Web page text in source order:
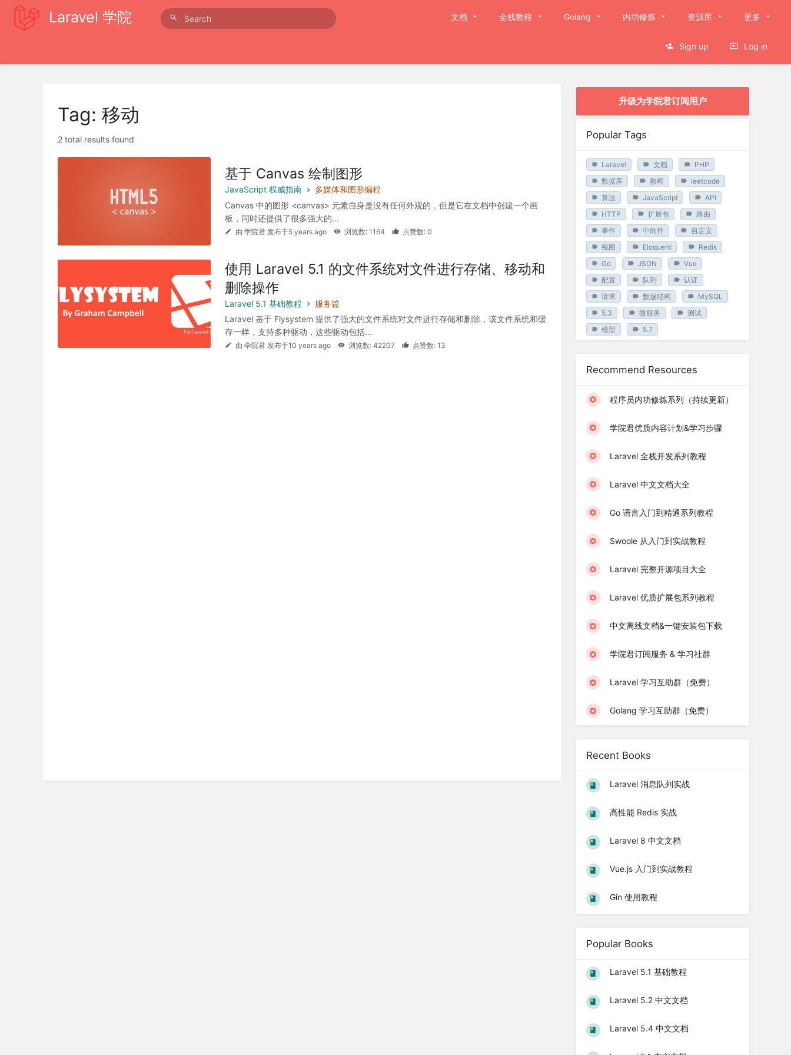
Laravel 学院 文档 全栈教程 Golang 内功修炼 资源库 更多
Sign up Log in
Tag: 移动
2 total results found
基于 Canvas 绘制图形
JavaScript 权威指南
多媒体和图形编程
Canvas 中的图形 <canvas> 元素自身是没有任何外观的，但是它在文档中创建一个画
板，同时还提供了很多强大的...
由 学院君 发布于5 years ago 浏览数: 1164 点赞数: 0
使用 Laravel 5.1 的文件系统对文件进行存储、移动和
删除操作
Laravel 5.1 基础教程
服务篇
Laravel 基于 Flysystem 提供了强大的文件系统对文件进行存储和删除，该文件系统和缓
存一样，支持多种驱动，这些驱动包括...
由 学院君 发布于10 years ago 浏览数: 42207 点赞数: 13
升级为学院君订阅用户
Popular Tags
Laravel 文档
PHP
数据库
教程
leetcode
算法
JavaScript
API
HTTP
扩展包
路由
事件
中间件
自定义
视图
Eloquent
Redis
Go
JSON
Vue
配置
队列
认证
请求
数据结构
MySQL
5.3
微服务
测试
模型
5.7
Recommend Resources
程序员内功修炼系列（持续更新）
学院君优质内容计划&学习步骤
Laravel 全栈开发系列教程
Laravel 中文文档大全
Go 语言入门到精通系列教程
Swoole 从入门到实战教程
Laravel 完整开源项目大全
Laravel 优质扩展包系列教程
中文离线文档&一键安装包下载
学院君订阅服务 & 学习社群
Laravel 学习互助群（免费）
Golang 学习互助群（免费）
Recent Books
Laravel 消息队列实战
高性能 Redis 实战
Laravel 8 中文文档
Vue.js 入门到实战教程
Gin 使用教程
Popular Books
Laravel 5.1 基础教程
Laravel 5.2 中文文档
Laravel 5.4 中文文档